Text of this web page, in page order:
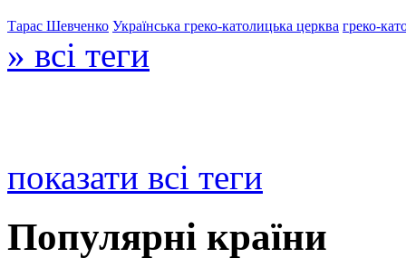
Тарас Шевченко Українська греко-католицька церква греко-
» всі теги
показати всі теги
Популярні країни